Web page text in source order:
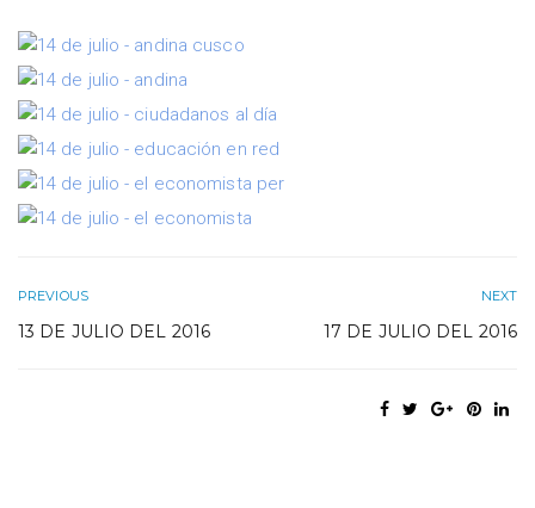
PREVIOUS
13 DE JULIO DEL 2016
NEXT
17 DE JULIO DEL 2016